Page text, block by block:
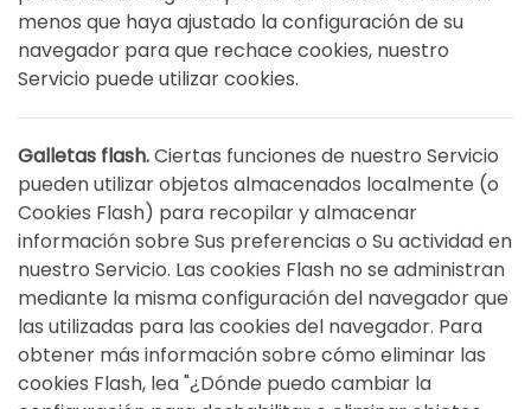
menos que haya ajustado la configuración de su
navegador para que rechace cookies, nuestro
Servicio puede utilizar cookies.
Galletas flash.Ciertas funciones de nuestro Servicio
pueden utilizar objetos almacenados localmente (o
Cookies Flash) para recopilar y almacenar
información sobre Sus preferencias o Su actividad en
nuestro Servicio. Las cookies Flash no se administran
mediante la misma configuración del navegador que
las utilizadas para las cookies del navegador. Para
obtener más información sobre cómo eliminar las
cookies Flash, lea "¿Dónde puedo cambiar la